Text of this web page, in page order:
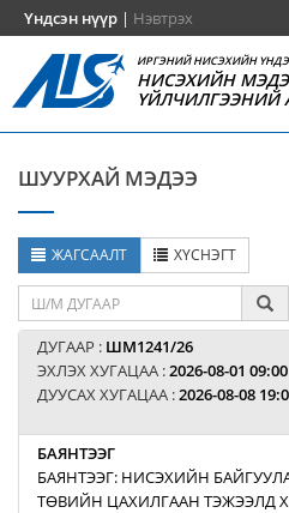
Үндсэн нүүр | Нэвтрэх
ИРГЭНИЙ НИСЭХИЙН
НИСЭХИЙН
ҮЙЛЧИЛГЭЭНИЙ
ШУУРХАЙ МЭДЭЭ
ЖАГСААЛТ ХҮСНЭГТ
ДУГААР : ШМ1241/26
ЭХЛЭХ ХУГАЦАА :2026-08-01 09:00
ДУУСАХ ХУГАЦАА :2026-08-08
БАЯНТЭЭГ
БАЯНТЭЭГ: НИСЭХИЙН
ТӨВИЙН ЦАХИЛГААН ТЭЖЭЭЛД